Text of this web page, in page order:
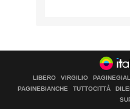
LIBERO VIRGILIO
PAGINEBIANCHE
TUTTOCITTÀ DILEI